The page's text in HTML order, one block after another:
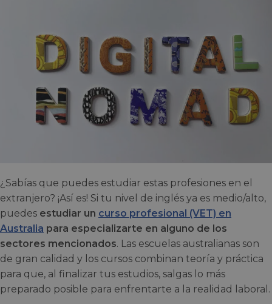
¿Sabías que puedes estudiar estas profesiones en el
extranjero? ¡Así es! Si tu nivel de inglés ya es medio/alto,
puedes estudiar un curso profesional (VET) en
Australia para especializarte en alguno de los
sectores mencionados. Las escuelas australianas son
de gran calidad y los cursos combinan teoría y práctica
para que, al finalizar tus estudios, salgas lo más
preparado posible para enfrentarte a la realidad laboral.